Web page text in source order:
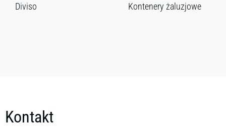
Diviso Kontenery żaluzjowe
Kontakt